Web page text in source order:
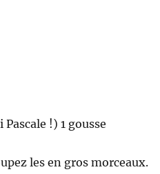
!) 1 gousse
les en gros morceaux.